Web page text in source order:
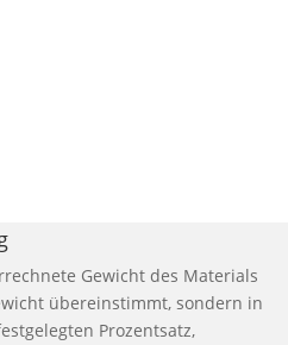
Gewicht des Materials
übereinstimmt, sondern in
Prozentsatz,